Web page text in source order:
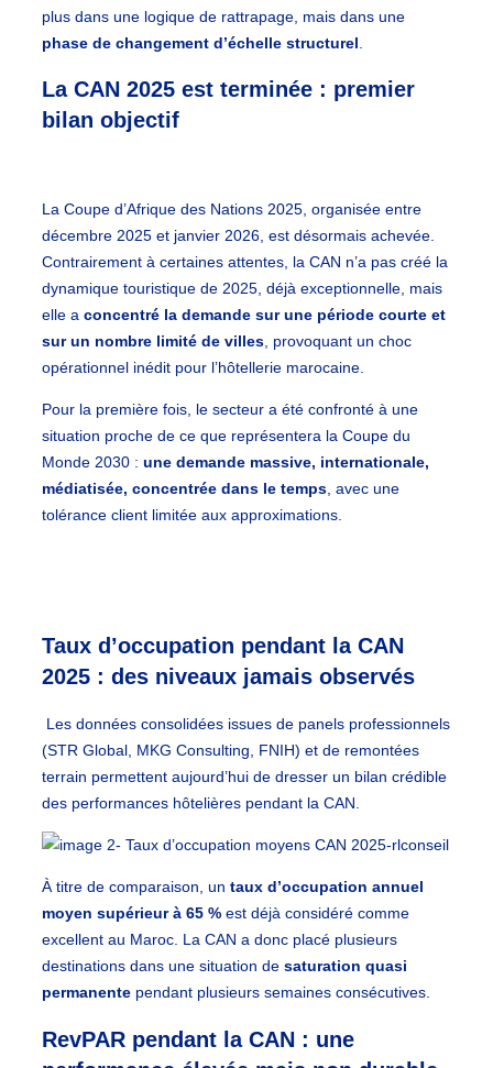
plus dans une logique de rattrapage, mais dans une
phase de changement d’échelle structurel
La CAN 2025 est terminée : premier
bilan objectif
La Coupe d’Afrique des Nations 2025, organisée entre
décembre 2025 et janvier 2026, est désormais achevée.
Contrairement à certaines attentes, la CAN n’a pas créé la
dynamique touristique de 2025, déjà exceptionnelle, mais
elle a concentré la demande sur une période courte et
sur un nombre limité de villes , provoquant un choc
opérationnel inédit pour l’hôtellerie marocaine.
Pour la première fois, le secteur a été confronté à une
situation proche de ce que représentera la Coupe du
Monde 2030 : une demande massive, internationale,
médiatisée, concentrée dans le temps, avec une
tolérance client limitée aux approximations.
Taux d’occupation pendant la CAN
2025 : des niveaux jamais observés
Les données consolidées issues de panels professionnels
(STR Global, MKG Consulting, FNIH) et de remontées
terrain permettent aujourd’hui de dresser un bilan crédible
des performances hôtelières pendant la CAN.
À titre de comparaison, un taux d’occupation annuel
moyen supérieur à 65 % est déjà considéré comme
excellent au Maroc. La CAN a donc placé plusieurs
destinations dans une situation de saturation quasi
permanente pendant plusieurs semaines consécutives.
RevPAR pendant la CAN : une